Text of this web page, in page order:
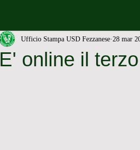
E' online il
Ufficio Stampa USD Fezzanese 28 mar